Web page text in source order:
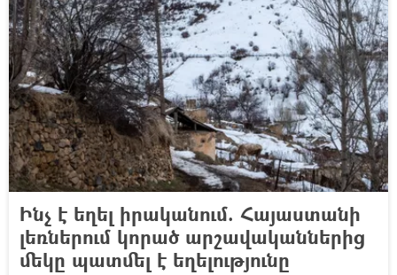
Ինչ է եղել իրականում. Հայաստանի
լեռներում կորած արշավականներից
մեկը պատմել է եղելությունը